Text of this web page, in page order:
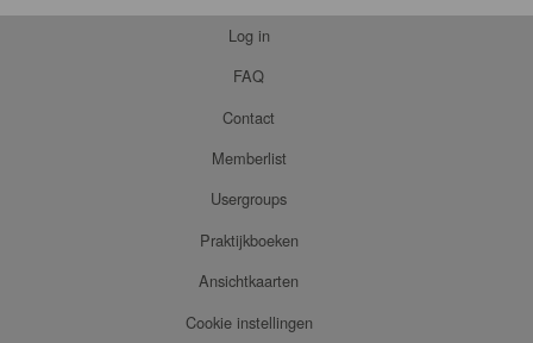
Log in
FAQ
Contact
Memberlist
Usergroups
Praktijkboeken
Ansichtkaarten
Cookie instellingen